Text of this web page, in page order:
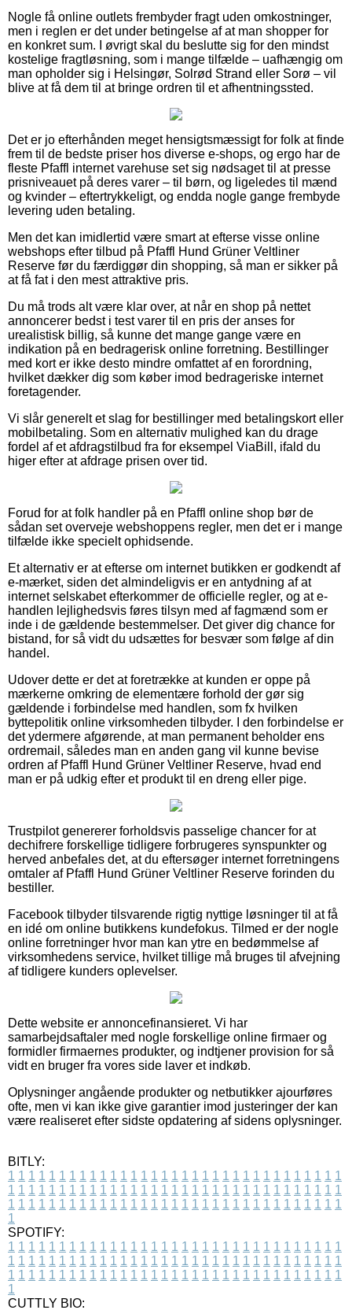
Nogle få online outlets frembyder fragt uden omkostninger,
men i reglen er det under betingelse af at man shopper for
en konkret sum. I øvrigt skal du beslutte sig for den mindst
kostelige fragtløsning, som i mange tilfælde – uafhængig om
man opholder sig i Helsingør, Solrød Strand eller Sorø – vil
blive at få dem til at bringe ordren til et afhentningssted.
Det er jo efterhånden meget hensigtsmæssigt for folk at finde
frem til de bedste priser hos diverse e-shops, og ergo har de
fleste Pfaffl internet varehuse set sig nødsaget til at presse
prisniveauet på deres varer – til børn, og ligeledes til mænd
og kvinder – eftertrykkeligt, og endda nogle gange frembyde
levering uden betaling.
Men det kan imidlertid være smart at efterse visse online
webshops efter tilbud på Pfaffl Hund Grüner Veltliner
Reserve før du færdiggør din shopping, så man er sikker på
at få fat i den mest attraktive pris.
Du må trods alt være klar over, at når en shop på nettet
annoncerer bedst i test varer til en pris der anses for
urealistisk billig, så kunne det mange gange være en
indikation på en bedragerisk online forretning. Bestillinger
med kort er ikke desto mindre omfattet af en forordning,
hvilket dækker dig som køber imod bedrageriske internet
foretagender.
Vi slår generelt et slag for bestillinger med betalingskort eller
mobilbetaling. Som en alternativ mulighed kan du drage
fordel af et afdragstilbud fra for eksempel ViaBill, ifald du
higer efter at afdrage prisen over tid.
Forud for at folk handler på en Pfaffl online shop bør de
sådan set overveje webshoppens regler, men det er i mange
tilfælde ikke specielt ophidsende.
Et alternativ er at efterse om internet butikken er godkendt af
e-mærket, siden det almindeligvis er en antydning af at
internet selskabet efterkommer de officielle regler, og at e-
handlen lejlighedsvis føres tilsyn med af fagmænd som er
inde i de gældende bestemmelser. Det giver dig chance for
bistand, for så vidt du udsættes for besvær som følge af din
handel.
Udover dette er det at foretrække at kunden er oppe på
mærkerne omkring de elementære forhold der gør sig
gældende i forbindelse med handlen, som fx hvilken
byttepolitik online virksomheden tilbyder. I den forbindelse er
det ydermere afgørende, at man permanent beholder ens
ordremail, således man en anden gang vil kunne bevise
ordren af Pfaffl Hund Grüner Veltliner Reserve, hvad end
man er på udkig efter et produkt til en dreng eller pige.
Trustpilot genererer forholdsvis passelige chancer for at
dechifrere forskellige tidligere forbrugeres synspunkter og
herved anbefales det, at du eftersøger internet forretningens
omtaler af Pfaffl Hund Grüner Veltliner Reserve forinden du
bestiller.
Facebook tilbyder tilsvarende rigtig nyttige løsninger til at få
en idé om online butikkens kundefokus. Tilmed er der nogle
online forretninger hvor man kan ytre en bedømmelse af
virksomhedens service, hvilket tillige må bruges til afvejning
af tidligere kunders oplevelser.
Dette website er annoncefinansieret. Vi har
samarbejdsaftaler med nogle forskellige online firmaer og
formidler firmaernes produkter, og indtjener provision for så
vidt en bruger fra vores side laver et indkøb.
Oplysninger angående produkter og netbutikker ajourføres
ofte, men vi kan ikke give garantier imod justeringer der kan
være realiseret efter sidste opdatering af sidens oplysninger.
BITLY:
1 1 1 1 1 1 1 1 1 1 1 1 1 1 1 1 1 1 1 1 1 1 1 1 1 1 1 1 1 1 1 1 1
1 1 1 1 1 1 1 1 1 1 1 1 1 1 1 1 1 1 1 1 1 1 1 1 1 1 1 1 1 1 1 1 1
1 1 1 1 1 1 1 1 1 1 1 1 1 1 1 1 1 1 1 1 1 1 1 1 1 1 1 1 1 1 1 1 1
1
SPOTIFY:
1 1 1 1 1 1 1 1 1 1 1 1 1 1 1 1 1 1 1 1 1 1 1 1 1 1 1 1 1 1 1 1 1
1 1 1 1 1 1 1 1 1 1 1 1 1 1 1 1 1 1 1 1 1 1 1 1 1 1 1 1 1 1 1 1 1
1 1 1 1 1 1 1 1 1 1 1 1 1 1 1 1 1 1 1 1 1 1 1 1 1 1 1 1 1 1 1 1 1
1
CUTTLY BIO: